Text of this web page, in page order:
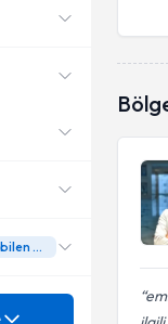
İmplante Edilebilen Kardiyoverter Defibrilatör (ICD)